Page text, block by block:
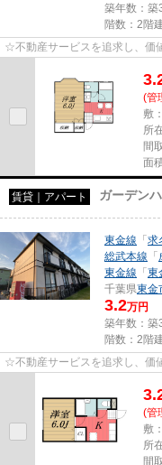
築年数：築
階数：2階
☆不動産サービスを追求し、価
(管
敷
所
間
面
賃貸｜アパート ガーデン
東金線 「求
総武本線 「
東金線 「東
千葉県東金
3.2万円
築年数：築
階数：2階
☆不動産サービスを追求し、価
(管
敷
所
間